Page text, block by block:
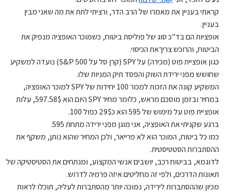
קראתי בעניין את מאמרו של הרב הדר, ורציתי לתת את מה שאני מבין
בעניין.
אופציות הם בד"כ סוג של פוליסת ביטוח, כשמוכר האופציה מנפיק את
הביטוח, והרוכש צריךאת הכיסוי.
כגון אופציית פוט (מכירה) על SPY (קרן סל על S&P 500) נועדה למשקיע
שחושש מפני ירידת השוק והפסד תיק המניות שלו.
המשקיע קונה את הזכות למכור 100 יחידות של SPY למוכר האופציה,
במחיר ובזמן מוסכם מראש, כלומר מחיר SPY היום הוא 597.58$, עלות
אופציית פוט על מימוש של 595 הוא כ29$ כפול 100.
ברגע שקניתי את האופציה, אני מוגן מפני ירידה מתחת 595.
כמו כל ביטוח, המוכר הוא לא פרייאר, ולכן המחיר שהוא נותן, משקף את
ההסתברות הסטטיסטית.
לדוגמא, בביטוח רכב, יושבים אנשי המקצוע, ומנתחים את הסטיסטיקה של
תאונות הדרכים, ולפי זה מחליטים איזה פרמיה לדרוש.
מכיון שההסתברות לירידה, נמוכה יותר מהסתברות לעליה, תוכלו לראות